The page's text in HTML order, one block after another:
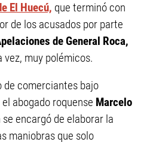
El Huecú, que terminó con
de los acusados por parte
de General Roca,
muy polémicos.
de comerciantes bajo
abogado roquense Marcelo
se encargó de elaborar la
maniobras que solo